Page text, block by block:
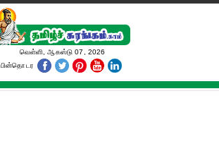
வெள்ளி, ஆகஸ்டு 07, 2026
பின்தொடர